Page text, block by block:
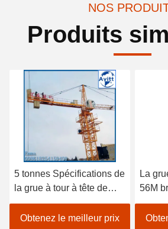
NOS
Produits
5 tonnes Spécifications de
la grue à tour à tête de
chat pour les projets de
construction civile
Obtenez le meilleur prix
La
56M